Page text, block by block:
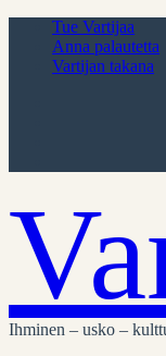
Tue Vartijaa
Anna palautetta
Vartijan takana
Ihminen – usko –